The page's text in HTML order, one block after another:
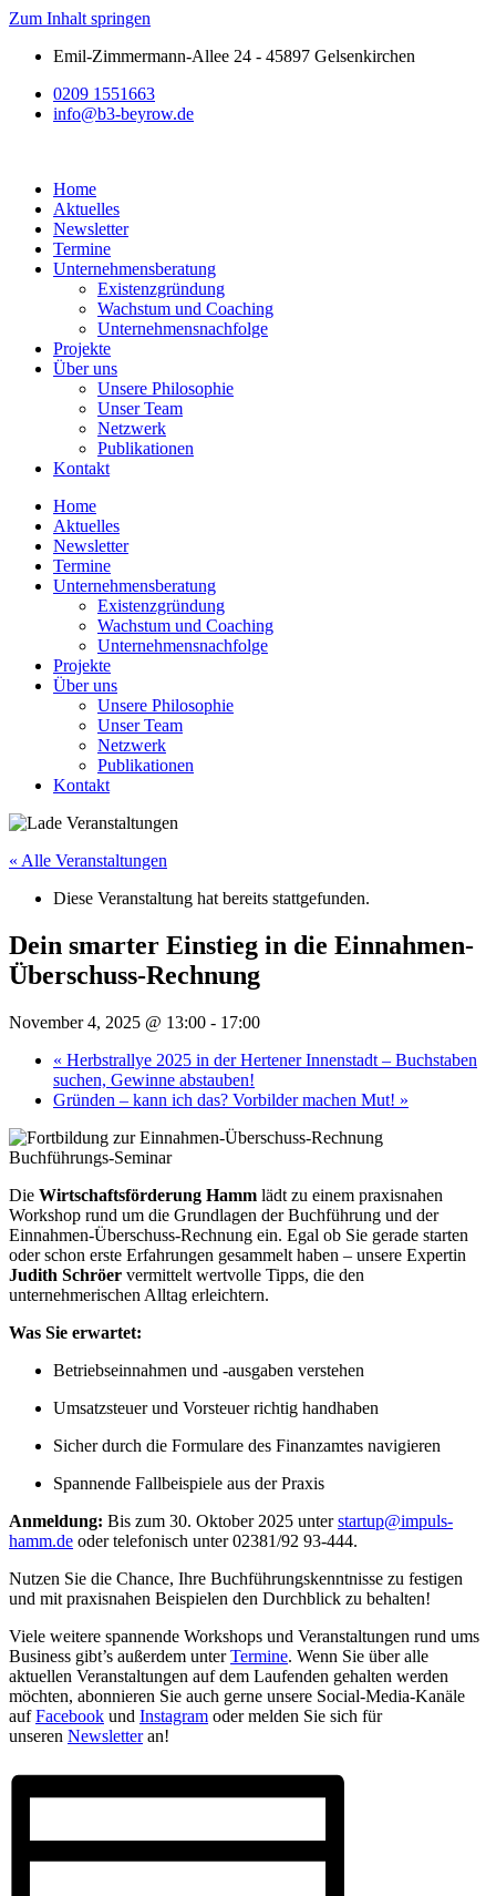
Zum Inhalt springen
Emil-Zimmermann-Allee 24 - 45897 Gelsenkirchen
0209 1551663
info@b3-beyrow.de
Home
Aktuelles
Newsletter
Termine
Unternehmensberatung
Existenzgründung
Wachstum und Coaching
Unternehmensnachfolge
Projekte
Über uns
Unsere Philosophie
Unser Team
Netzwerk
Publikationen
Kontakt
Home
Aktuelles
Newsletter
Termine
Unternehmensberatung
Existenzgründung
Wachstum und Coaching
Unternehmensnachfolge
Projekte
Über uns
Unsere Philosophie
Unser Team
Netzwerk
Publikationen
Kontakt
« Alle Veranstaltungen
Diese Veranstaltung hat bereits stattgefunden.
Dein smarter Einstieg in die Einnahmen-
Überschuss-Rechnung
November 4, 2025 @ 13:00 - 17:00
« Herbstrallye 2025 in der Hertener Innenstadt – Buchstaben
suchen, Gewinne abstauben!
Gründen – kann ich das? Vorbilder machen Mut! »
Die Wirtschaftsförderung Hamm lädt zu einem praxisnahen
Workshop rund um die Grundlagen der Buchführung und der
Einnahmen-Überschuss-Rechnung ein. Egal ob Sie gerade starten
oder schon erste Erfahrungen gesammelt haben – unsere Expertin
Judith Schröer vermittelt wertvolle Tipps, die den
unternehmerischen Alltag erleichtern.
Was Sie erwartet:
Betriebseinnahmen und -ausgaben verstehen
Umsatzsteuer und Vorsteuer richtig handhaben
Sicher durch die Formulare des Finanzamtes navigieren
Spannende Fallbeispiele aus der Praxis
Anmeldung: Bis zum 30. Oktober 2025 unterstartup@impuls-
hamm.de oder telefonisch unter 02381/92 93-444.
Nutzen Sie die Chance, Ihre Buchführungskenntnisse zu festigen
und mit praxisnahen Beispielen den Durchblick zu behalten!
Viele weitere spannende Workshops und Veranstaltungen rund ums
Business gibt’s außerdem unterTermine. Wenn Sie über alle
aktuellen Veranstaltungen auf dem Laufenden gehalten werden
möchten, abonnieren Sie auch gerne unsere Social-Media-Kanäle
aufFacebook und Instagram oder melden Sie sich für
unseren Newsletteran!